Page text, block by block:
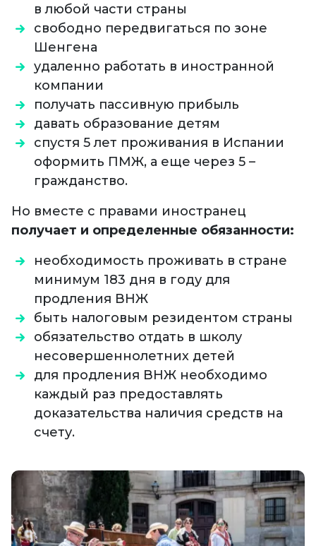
в любой части страны
свободно передвигаться по зоне
Шенгена
удаленно работать в иностранной
компании
получать пассивную прибыль
давать образование детям
спустя 5 лет проживания в Испании
оформить ПМЖ, а еще через 5 –
гражданство.
Но вместе с правами иностранец
получает и определенные обязанности:
необходимость проживать в стране
минимум 183 дня в году для
продления ВНЖ
быть налоговым резидентом страны
обязательство отдать в школу
несовершеннолетних детей
для продления ВНЖ необходимо
каждый раз предоставлять
доказательства наличия средств на
счету.